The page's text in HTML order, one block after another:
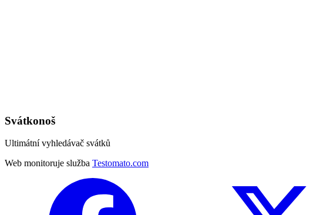
Svátkonoš
Ultimátní vyhledávač svátků
Web monitoruje služba Testomato.com